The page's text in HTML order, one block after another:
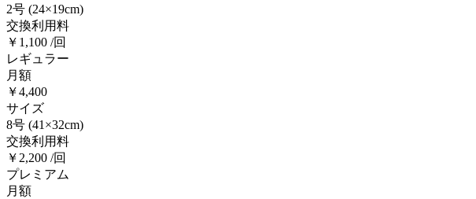
2号 (24×19cm)
交換利用料
￥1,100 /回
レギュラー
月額
￥4,400
サイズ
8号 (41×32cm)
交換利用料
￥2,200 /回
プレミアム
月額